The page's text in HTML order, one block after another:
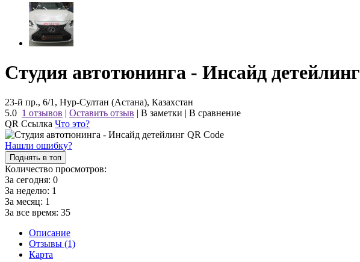
Студия автотюнинга - Инсайд детейлинг
23-й пр., 6/1, Нур-Султан (Астана), Казахстан
5.0 1 отзывов | Оставить отзыв | В заметки | В сравнение
QR Ссылка Что это?
Нашли ошибку?
Поднять в топ
Количество просмотров:
За сегодня: 0
За неделю: 1
За месяц: 1
За все время: 35
Описание
Отзывы (1)
Карта